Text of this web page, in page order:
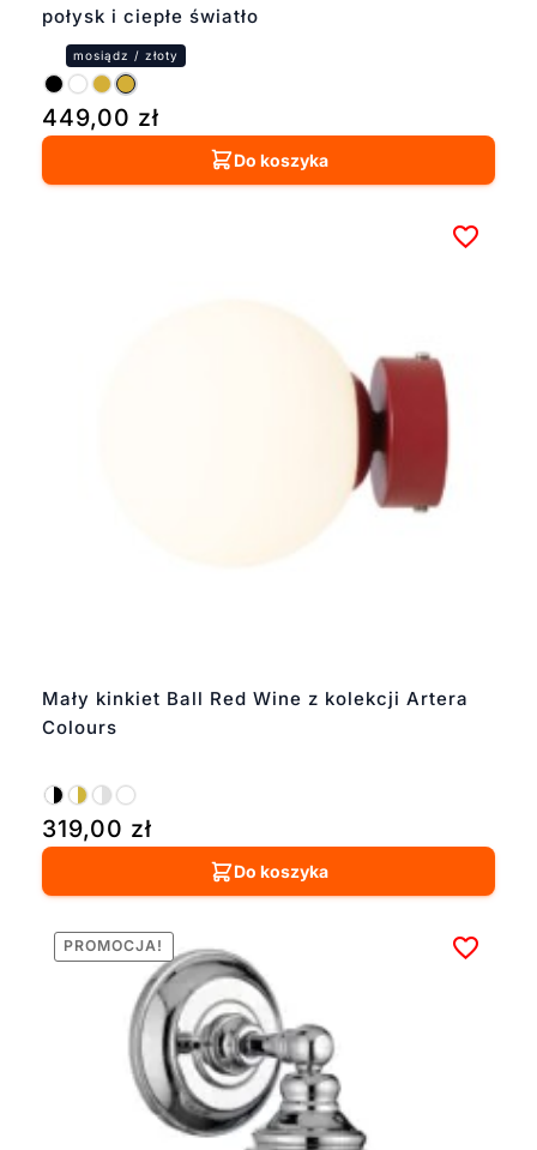
połysk i ciepłe światło
449,00 zł
Do koszyka
Mały kinkiet Ball Red Wine z kolekcji Artera
Colours
319,00 zł
Do koszyka
PROMOCJA!